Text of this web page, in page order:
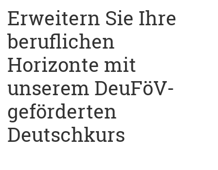
Erweitern Sie Ihre
beruflichen
Horizonte mit
unserem DeuFöV-
geförderten
Deutschkurs